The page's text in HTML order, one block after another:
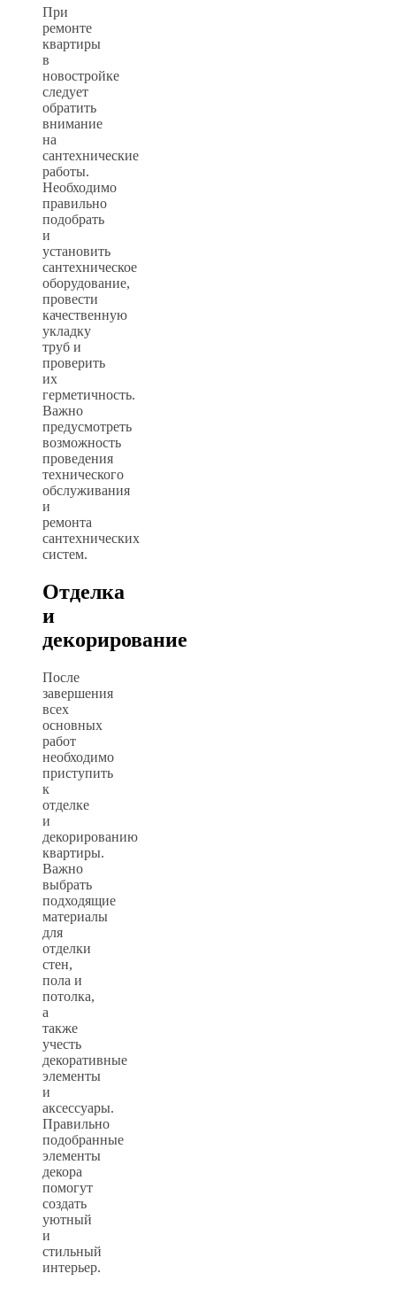
При
ремонте
квартиры
в
новостройке
следует
обратить
внимание
на
сантехнические
работы.
Необходимо
правильно
подобрать
и
установить
сантехническое
оборудование,
провести
качественную
укладку
труб и
проверить
их
герметичность.
Важно
предусмотреть
возможность
проведения
технического
обслуживания
и
ремонта
сантехнических
систем.
Отделка
и
декорирование
После
завершения
всех
основных
работ
необходимо
приступить
к
отделке
и
декорированию
квартиры.
Важно
выбрать
подходящие
материалы
для
отделки
стен,
пола и
потолка,
а
также
учесть
декоративные
элементы
и
аксессуары.
Правильно
подобранные
элементы
декора
помогут
создать
уютный
и
стильный
интерьер.